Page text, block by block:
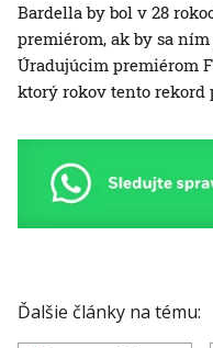
Bardella by bol v 28
premiérom, ak by sa
Úradujúcim premiérom
ktorý rokov tento rekord
Ďalšie články na tému: